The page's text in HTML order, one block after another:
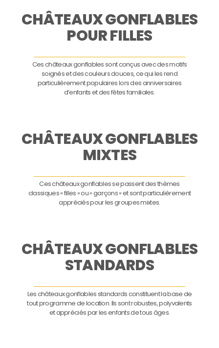
CHÂTEAUX GONFLABLES
POUR FILLES
Ces châteaux gonflables sont conçus avec des motifs
soignés et des couleurs douces, ce qui les rend
particulièrement populaires lors des anniversaires
d’enfants et des fêtes familiales.
CHÂTEAUX GONFLABLES
MIXTES
Ces châteaux gonflables se passent des thèmes
classiques « filles » ou « garçons » et sont particulièrement
appréciés pour les groupes mixtes.
CHÂTEAUX GONFLABLES
STANDARDS
Les châteaux gonflables standards constituent la base de
tout programme de location. Ils sont robustes, polyvalents
et appréciés par les enfants de tous âges.